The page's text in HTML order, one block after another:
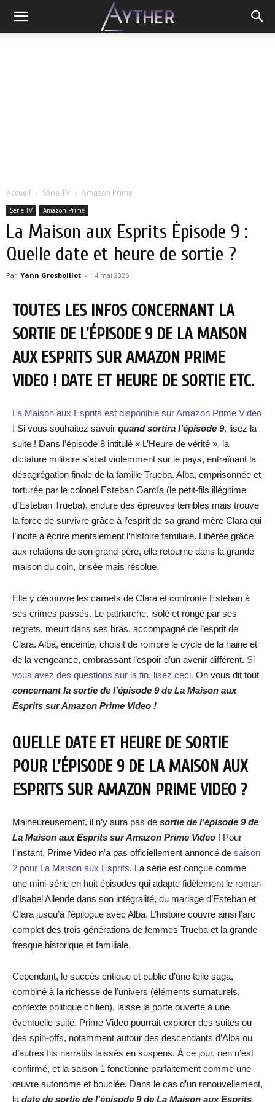
Accueil Série TV Amazon Prime
Série TV Amazon Prime
La Maison aux Esprits Épisode 9 :
Quelle date et heure de sortie ?
Par Yann Grosboillot - 14 mai 2026
TOUTES LES INFOS CONCERNANT LA
SORTIE DE L’ÉPISODE 9 DE LA MAISON
AUX ESPRITS SUR AMAZON PRIME
VIDEO ! DATE ET HEURE DE SORTIE ETC.
La Maison aux Esprits est disponible sur Amazon Prime Video
! Si vous souhaitez savoir quand sortira l’épisode 9, lisez la
suite ! Dans l’épisode 8 intitulé « L’Heure de vérité », la
dictature militaire s’abat violemment sur le pays, entraînant la
désagrégation finale de la famille Trueba. Alba, emprisonnée et
torturée par le colonel Esteban García (le petit-fils illégitime
d’Esteban Trueba), endure des épreuves terribles mais trouve
la force de survivre grâce à l’esprit de sa grand-mère Clara qui
l’incite à écrire mentalement l’histoire familiale. Libérée grâce
aux relations de son grand-père, elle retourne dans la grande
maison du coin, brisée mais résolue.
Elle y découvre les carnets de Clara et confronte Esteban à
ses crimes passés. Le patriarche, isolé et rongé par ses
regrets, meurt dans ses bras, accompagné de l’esprit de
Clara. Alba, enceinte, choisit de rompre le cycle de la haine et
de la vengeance, embrassant l’espoir d’un avenir différent. Si
vous avez des questions sur la fin, lisez ceci. On vous dit tout
concernant la sortie de l’épisode 9de La Maison aux
Esprits sur Amazon Prime Video !
QUELLE DATE ET HEURE DE SORTIE
POUR L’ÉPISODE 9 DE LA MAISON AUX
ESPRITS SUR AMAZON PRIME VIDEO ?
Malheureusement, il n’y aura pas de sortie de l’épisode 9de
La Maison aux Esprits sur Amazon Prime Video ! Pour
l’instant, Prime Video n’a pas officiellement annoncé de saison
2 pour La Maison aux Esprits. La série est conçue comme
une mini-série en huit épisodes qui adapte fidèlement le roman
d’Isabel Allende dans son intégralité, du mariage d’Esteban et
Clara jusqu’à l’épilogue avec Alba. L’histoire couvre ainsi l’arc
complet des trois générations de femmes Trueba et la grande
fresque historique et familiale.
Cependant, le succès critique et public d’une telle saga,
combiné à la richesse de l’univers (éléments surnaturels,
contexte politique chilien), laisse la porte ouverte à une
éventuelle suite. Prime Video pourrait explorer des suites ou
des spin-offs, notamment autour des descendants d’Alba ou
d’autres fils narratifs laissés en suspens. À ce jour, rien n’est
confirmé, et la saison 1 fonctionne parfaitement comme une
œuvre autonome et bouclée. Dans le cas d’un renouvellement,
la date de sortie de l’épisode 9 de La Maison aux Esprits